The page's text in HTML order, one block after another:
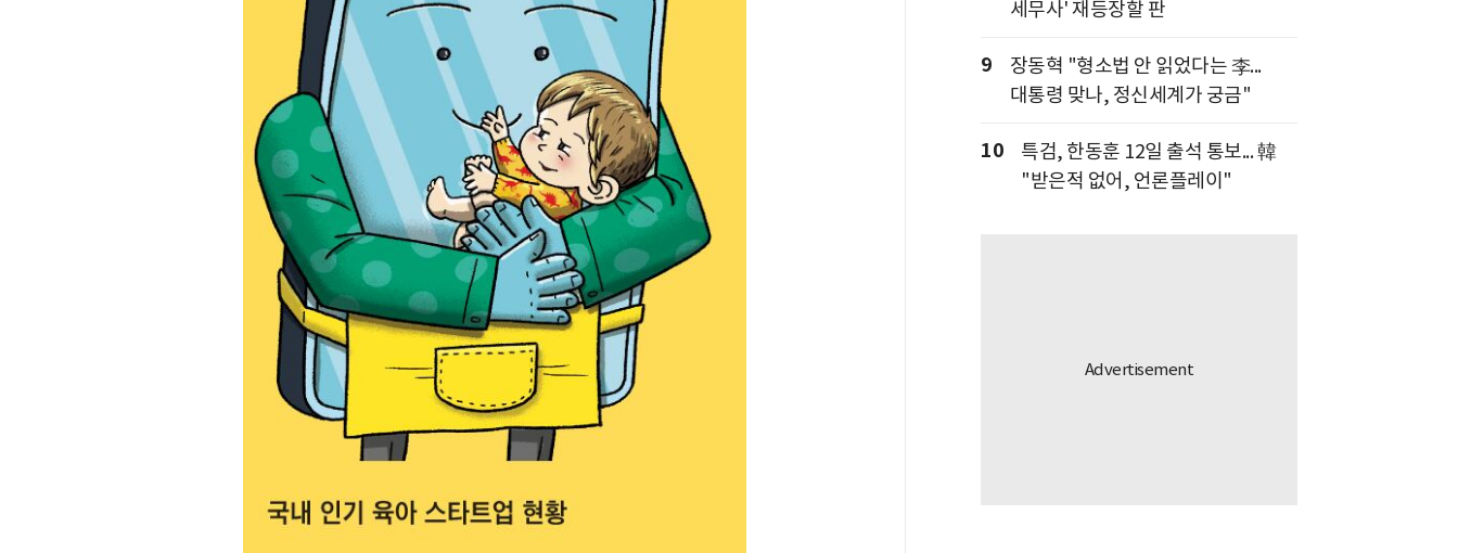
세무사' 재등장할 판
9
장동혁 "형소법 안 읽었다는 李...
대통령 맞나, 정신세계가 궁금"
10
특검, 한동훈 12일 출석 통보... 韓
"받은적 없어, 언론플레이"